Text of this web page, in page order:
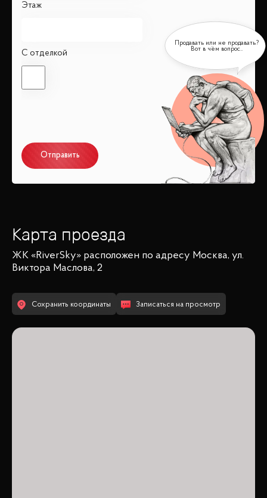
Этаж
С отделкой
Отправить
Карта проезда
ЖК «RiverSky» расположен по адресу Москва, ул.
Виктора Маслова, 2
Сохранить координаты Записаться на просмотр